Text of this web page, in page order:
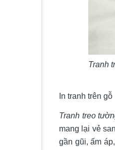
Tranh
In tranh trên gỗ
Tranh treo
mang lại vẻ
gần gũi, ấm